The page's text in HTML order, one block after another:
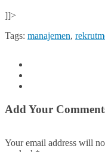
]]>
Tags: manajemen,
Add Your
Your email address will